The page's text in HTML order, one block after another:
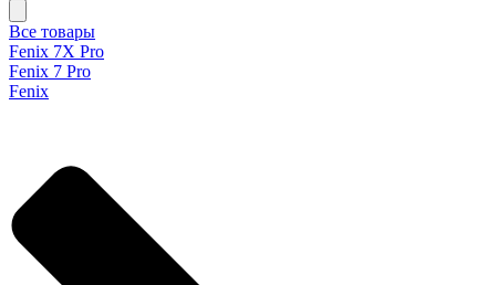
Все товары
Fenix 7X Pro
Fenix 7 Pro
Fenix